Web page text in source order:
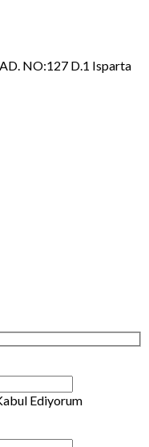
NO:127 D.1 Isparta
Ediyorum